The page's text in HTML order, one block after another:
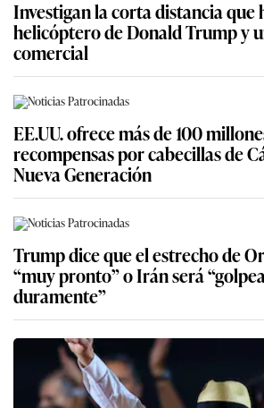
Investigan la corta distancia que
helicóptero de Donald Trump y
comercial
EE.UU. ofrece más de 100
recompensas por cabecillas de
Nueva Generación
Trump dice que el estrecho de
“muy pronto” o Irán será
duramente”